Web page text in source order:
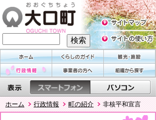
ホーム 行政情報 町の紹介 非核平和宣言